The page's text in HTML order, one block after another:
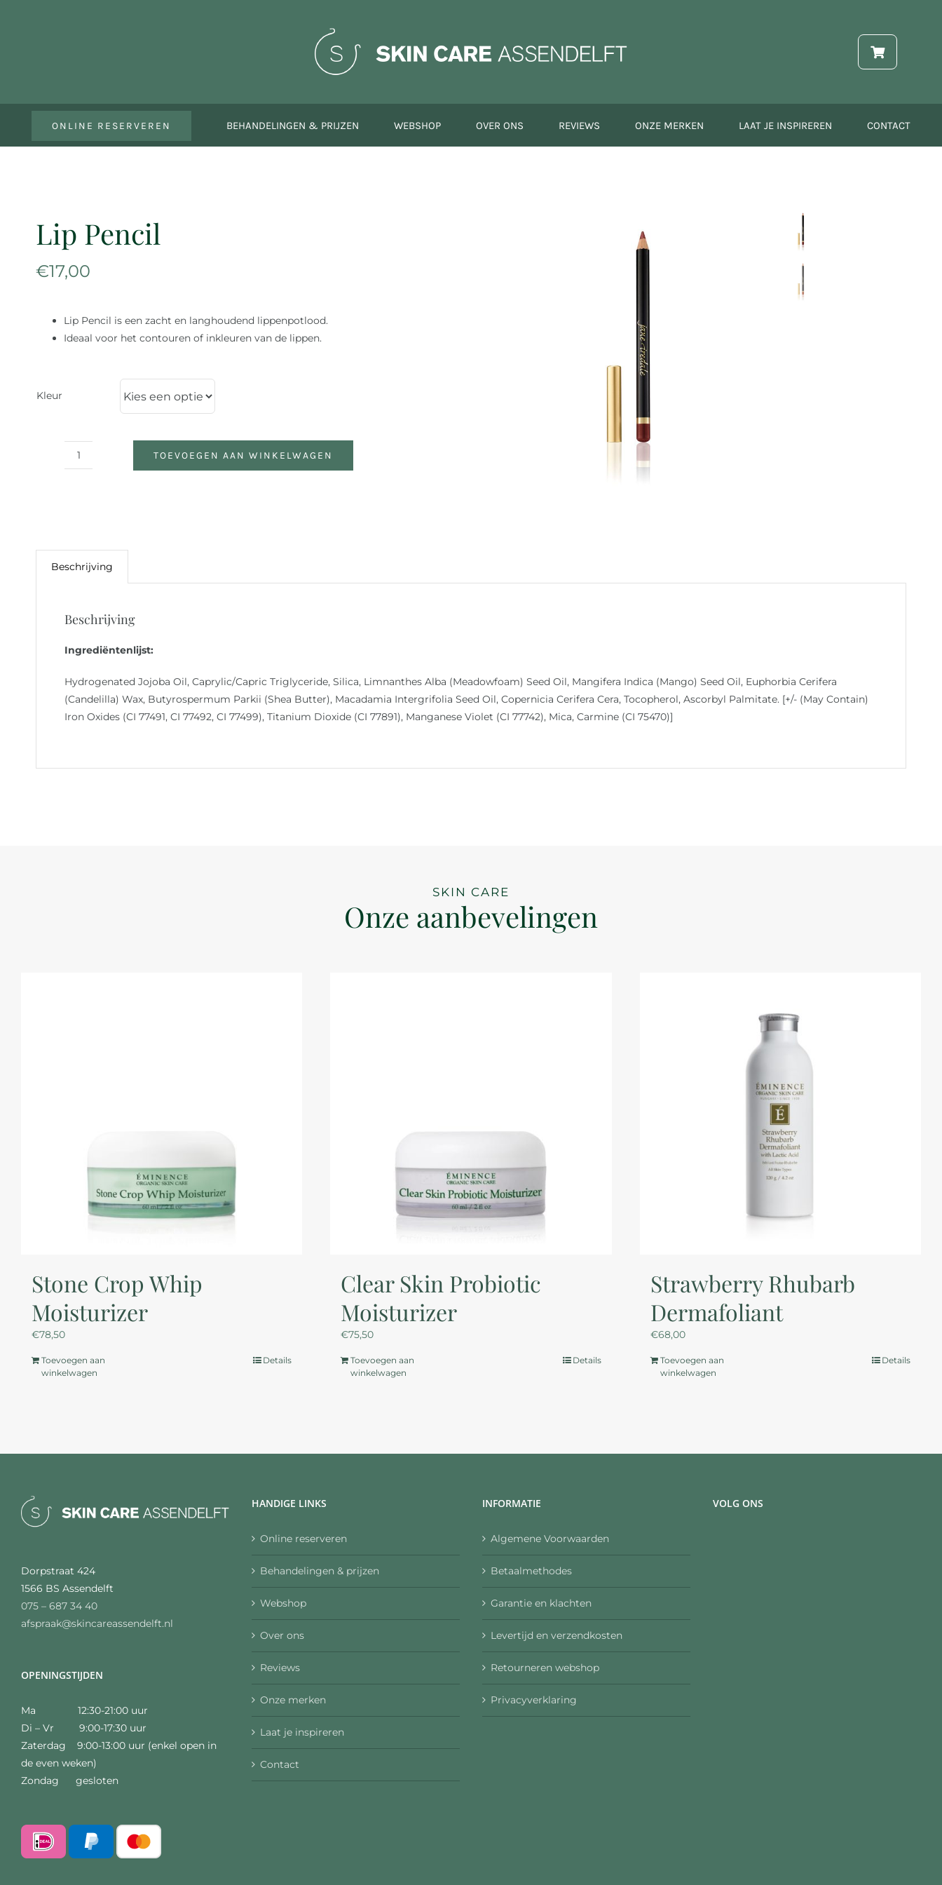
ONLINE RESERVEREN BEHANDELINGEN & PRIJZEN WEBSHOP OVER ONS REVIEWS ONZE MERKEN LAAT JE INSPIREREN CONTACT
Lip Pencil
€17,00
Lip Pencil is een zacht en langhoudend lippenpotlood.
Ideaal voor het contouren of inkleuren van de lippen.
Kleur
Lip
TOEVOEGEN AAN WINKELWAGEN
Beschrijving
Beschrijving
Ingrediëntenlijst:
Hydrogenated Jojoba Oil, Caprylic/Capric Triglyceride, Silica, Limnanthes Alba (Meadowfoam) Seed Oil, Mangifera Indica (Mango) Seed Oil, Euphorbia Cerifera
(Candelilla) Wax, Butyrospermum Parkii (Shea Butter), Macadamia Intergrifolia Seed Oil, Copernicia Cerifera Cera, Tocopherol, Ascorbyl Palmitate. [+/- (May Contain)
Iron Oxides (CI 77491, CI 77492, CI 77499), Titanium Dioxide (CI 77891), Manganese Violet (CI 77742), Mica, Carmine (CI 75470)]
SKIN CARE
Onze aanbevelingen
Stone Crop Whip
Moisturizer
€78,50
Toevoegen aan
winkelwagen
Details
Clear Skin Probiotic
Moisturizer
€75,50
Toevoegen aan
winkelwagen
Details
Strawberry Rhubarb
Dermafoliant
€68,00
Toevoegen aan
winkelwagen
Details
Dorpstraat 424
1566 BS Assendelft
075 – 687 34 40
afspraak@skincareassendelft.nl
OPENINGSTIJDEN
Ma 12:30-21:00 uur
Di – Vr 9:00-17:30 uur
Zaterdag 9:00-13:00 uur (enkel open in
de even weken)
Zondag gesloten
HANDIGE LINKS
Online reserveren
Behandelingen & prijzen
Webshop
Over ons
Reviews
Onze merken
Laat je inspireren
Contact
INFORMATIE
Algemene Voorwaarden
Betaalmethodes
Garantie en klachten
Levertijd en verzendkosten
Retourneren webshop
Privacyverklaring
VOLG ONS